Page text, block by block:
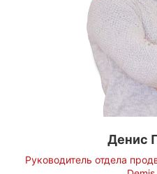
Денис
Руководитель отдела